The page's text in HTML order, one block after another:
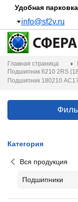
Удобная парковка
info@sf2v.ru
Главная страница
Подшипник 6210 2RS
Подшипник 180210
Категория
Вся продукция
Подшипники